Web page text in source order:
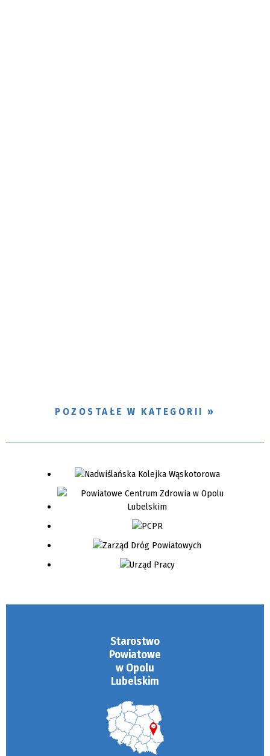
POZOSTAŁE W KATEGORII
Starostwo
Powiatowe
w Opolu
Lubelskim